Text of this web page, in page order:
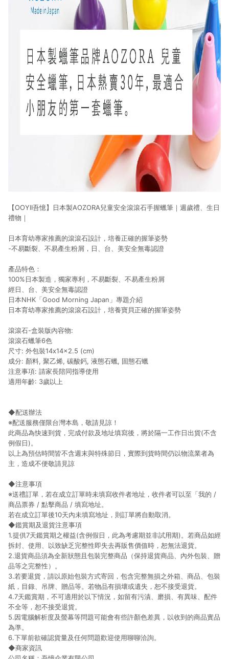
【OOYII吾憶】日本製AOZORA兒童安全滾滾石手握蠟筆｜週歲禮、生日
禮物｜
日本育幼專家推薦的滾滾石設計，培養正確的握筆姿勢
-不易斷裂、不易產生粉屑，日、台、美安全無毒認證
產品特色：
100%日本製造，獨家專利，不易斷裂、不易產生粉屑
經日、台、美安全無毒認證
日本NHK「Good Morning Japan」專題介紹
日本育幼專家推薦的滾滾石設計，培養寶貝正確的握筆姿勢
滾滾石-盒裝版內容物:
滾滾石蠟筆6色
尺寸: 外包裝14x14x2.5 (cm)
成分: 顏料, 聚乙烯, 碳酸鈣, 液態石蠟, 固態石蠟
注意事項: 請家長陪同指導使用
適用年齡: 3歲以上
◆配送辦法
※配送服務僅限台灣本島，敬請見諒！
此商品為快速到貨，完成付款及地址填寫後，將於隔一工作日出貨(不含
例假日)。
以上為預估時間皆不含週末與特殊節日，實際到貨時間仍以物流業者為
主，造成不便敬請見諒
◆注意事項
※送禮訂單，若在成立訂單時未填寫收件者地址，收件者可以至「我的 /
商品票券 / 點擊商品 / 填寫地址。
若在成立訂單後10天內未填寫地址，則訂單將自動取消。
◆鑑賞期及退貨注意事項
1.提供7天鑑賞期之權益(含例假日，此為考慮期並非試用期)。若商品如經
拆封、使用、以致缺乏完整性即失去再販售價值時，恕無法退貨。
2.退貨商品須為全新狀態且包裝完整商品（保持退貨商品、內外包裝、贈
品等之完整性）。
3.若要退貨，請以原始包裝方式寄回，包含完整無損之外箱、商品、包裝
紙，目錄、吊牌、贈品等。若物品有損壞或遺失，恕不接受退貨。
4.7天鑑賞期，不可適用於以下情況，如留有污漬、磨損、有異味、配件
不全等，恕不接受退貨。
5.因電腦解析度及螢幕等問題可能會有些許顏色差異，以收到的商品實品
為準。
6.下單前欲確認貨量及任何問題歡迎使用聊聊洽詢。
◆商家資訊